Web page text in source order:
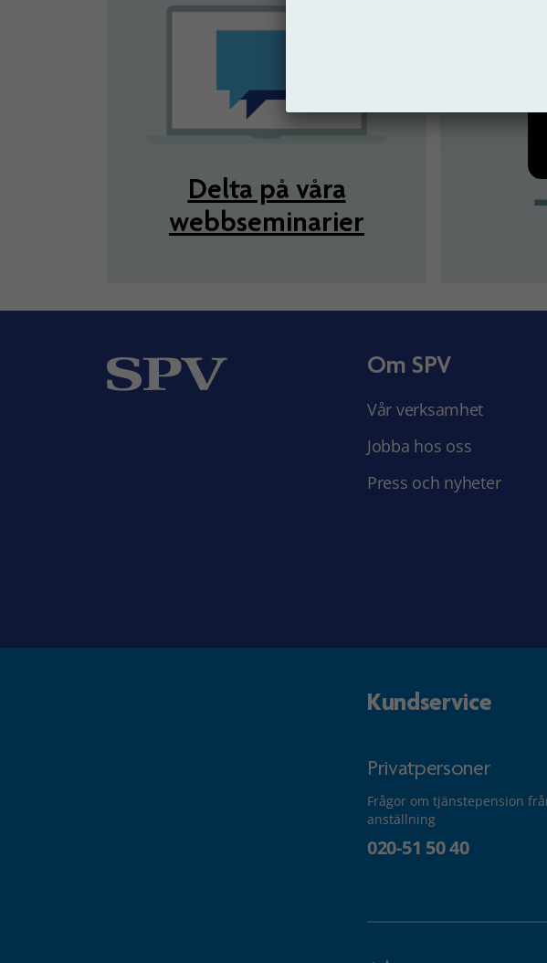
Delta på våra
webbseminarier
Om SPV
Vår verksamhet
Jobba hos oss
Press och nyheter
Kundservice
Privatpersoner
Frågor om tjänstepension
anställning
020-51 50 40